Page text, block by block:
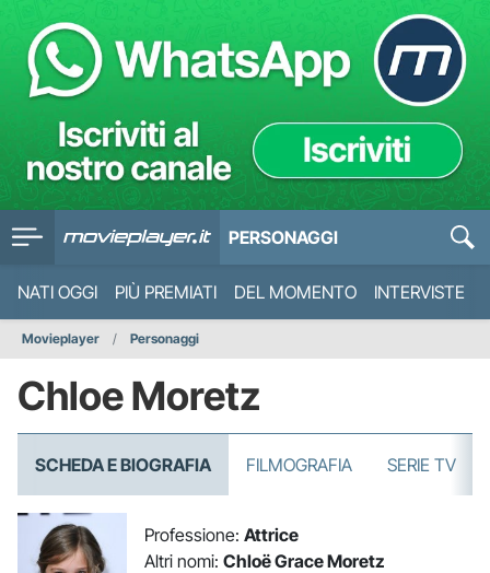
PERSONAGGI
NATI OGGI PIÙ PREMIATI DEL MOMENTO INTERVISTE
Movieplayer Personaggi
Chloe Moretz
SCHEDA E BIOGRAFIA FILMOGRAFIA SERIE TV
Professione: Attrice
Altri nomi: Chloë Grace Moretz